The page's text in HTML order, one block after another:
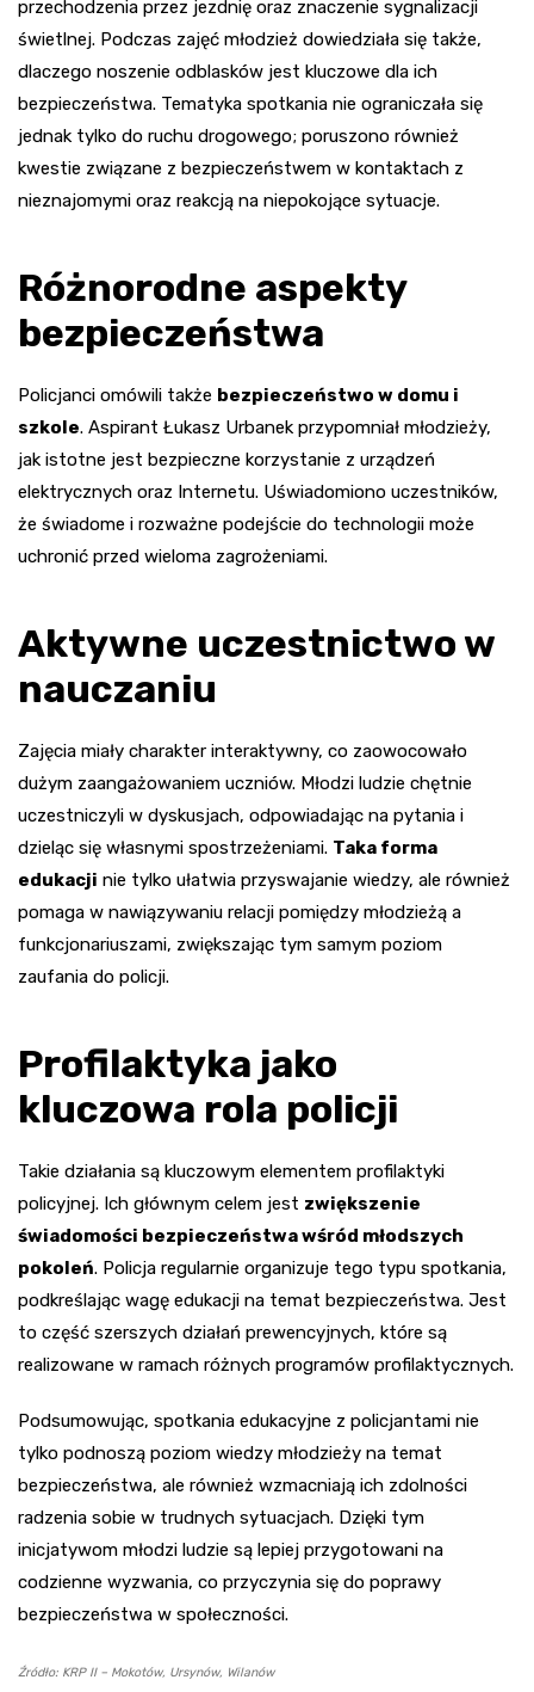
przechodzenia przez jezdnię oraz znaczenie sygnalizacji
świetlnej. Podczas zajęć młodzież dowiedziała się także,
dlaczego noszenie odblasków jest kluczowe dla ich
bezpieczeństwa. Tematyka spotkania nie ograniczała się
jednak tylko do ruchu drogowego; poruszono również
kwestie związane z bezpieczeństwem w kontaktach z
nieznajomymi oraz reakcją na niepokojące sytuacje.
Różnorodne aspekty
bezpieczeństwa
Policjanci omówili także bezpieczeństwo w domu i
szkole. Aspirant Łukasz Urbanek przypomniał młodzieży,
jak istotne jest bezpieczne korzystanie z urządzeń
elektrycznych oraz Internetu. Uświadomiono uczestników,
że świadome i rozważne podejście do technologii może
uchronić przed wieloma zagrożeniami.
Aktywne uczestnictwo w
nauczaniu
Zajęcia miały charakter interaktywny, co zaowocowało
dużym zaangażowaniem uczniów. Młodzi ludzie chętnie
uczestniczyli w dyskusjach, odpowiadając na pytania i
dzieląc się własnymi spostrzeżeniami. Taka forma
edukacji nie tylko ułatwia przyswajanie wiedzy, ale również
pomaga w nawiązywaniu relacji pomiędzy młodzieżą a
funkcjonariuszami, zwiększając tym samym poziom
zaufania do policji.
Profilaktyka jako
kluczowa rola policji
Takie działania są kluczowym elementem profilaktyki
policyjnej. Ich głównym celem jest zwiększenie
świadomości bezpieczeństwa wśród młodszych
pokoleń. Policja regularnie organizuje tego typu spotkania,
podkreślając wagę edukacji na temat bezpieczeństwa. Jest
to część szerszych działań prewencyjnych, które są
realizowane w ramach różnych programów profilaktycznych.
Podsumowując, spotkania edukacyjne z policjantami nie
tylko podnoszą poziom wiedzy młodzieży na temat
bezpieczeństwa, ale również wzmacniają ich zdolności
radzenia sobie w trudnych sytuacjach. Dzięki tym
inicjatywom młodzi ludzie są lepiej przygotowani na
codzienne wyzwania, co przyczynia się do poprawy
bezpieczeństwa w społeczności.
Źródło: KRP II – Mokotów, Ursynów, Wilanów